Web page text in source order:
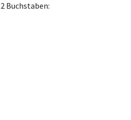
Buchstaben: